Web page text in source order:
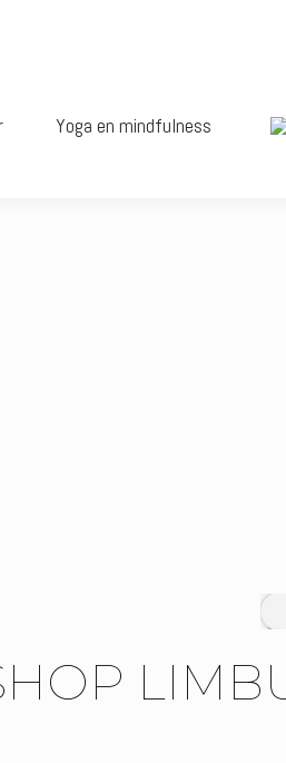
Yoga en mindfulness